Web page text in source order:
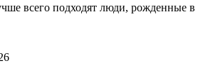
всего подходят люди, рожденные в